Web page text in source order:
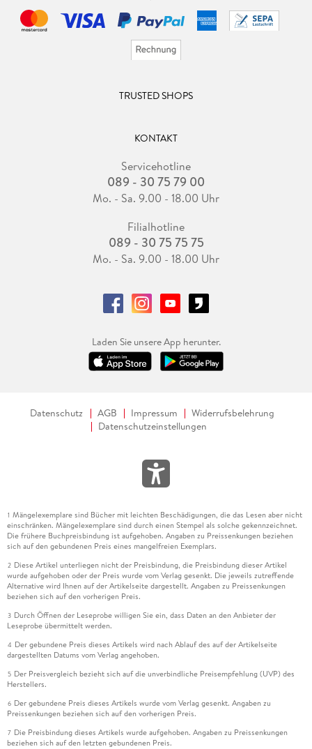
TRUSTED SHOPS
KONTAKT
Servicehotline
089 - 30 75 79 00
Mo. - Sa. 9.00 - 18.00 Uhr
Filialhotline
089 - 30 75 75 75
Mo. - Sa. 9.00 - 18.00 Uhr
Laden Sie unsere App herunter.
Datenschutz AGB Impressum
Widerrufsbelehrung
Datenschutzeinstellungen
1 Mängelexemplare sind Bücher mit leichten Beschädigungen, die das Lesen aber nicht
einschränken. Mängelexemplare sind durch einen Stempel als solche gekennzeichnet.
Die frühere Buchpreisbindung ist aufgehoben. Angaben zu Preissenkungen beziehen
sich auf den gebundenen Preis eines mangelfreien Exemplars.
2 Diese Artikel unterliegen nicht der Preisbindung, die Preisbindung dieser Artikel
wurde aufgehoben oder der Preis wurde vom Verlag gesenkt. Die jeweils zutreffende
Alternative wird Ihnen auf der Artikelseite dargestellt. Angaben zu Preissenkungen
beziehen sich auf den vorherigen Preis.
3 Durch Öffnen der Leseprobe willigen Sie ein, dass Daten an den Anbieter der
Leseprobe übermittelt werden.
4 Der gebundene Preis dieses Artikels wird nach Ablauf des auf der Artikelseite
dargestellten Datums vom Verlag angehoben.
5 Der Preisvergleich bezieht sich auf die unverbindliche Preisempfehlung (UVP) des
Herstellers.
6 Der gebundene Preis dieses Artikels wurde vom Verlag gesenkt. Angaben zu
Preissenkungen beziehen sich auf den vorherigen Preis.
7 Die Preisbindung dieses Artikels wurde aufgehoben. Angaben zu Preissenkungen
beziehen sich auf den letzten gebundenen Preis.